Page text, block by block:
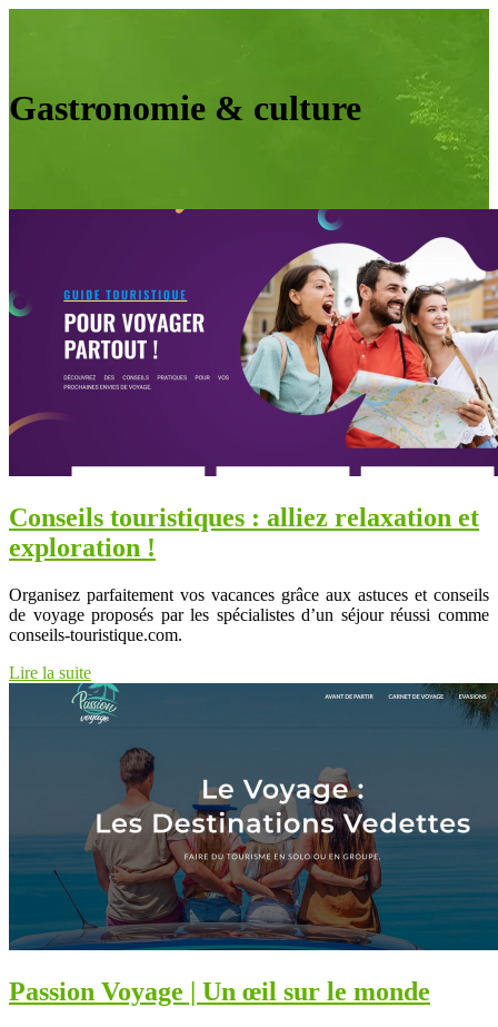
Gastronomie & culture
Conseils touristiques : alliez relaxation et
exploration !
Organisez parfaitement vos vacances grâce aux astuces et conseils
de voyage proposés par les spécialistes d’un séjour réussi comme
conseils-touristique.com.
Lire la suite
Passion Voyage | Un œil sur le monde